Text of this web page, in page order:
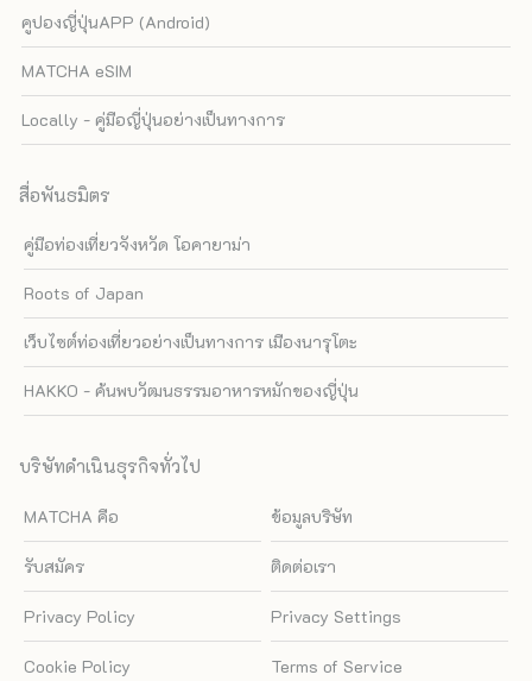
คูปองญี่ปุ่นAPP (Android)
MATCHA eSIM
Locally - คู่มือญี่ปุ่นอย่างเป็นทางการ
สื่อพันธมิตร
คู่มือท่องเที่ยวจังหวัด โอคายาม่า
Roots of Japan
เว็บไซต์ท่องเที่ยวอย่างเป็นทางการ เมืองนารุโตะ
HAKKO - ค้นพบวัฒนธรรมอาหารหมักของญี่ปุ่น
บริษัทดำเนินธุรกิจทั่วไป
MATCHA คือ ข้อมูลบริษัท
รับสมัคร ติดต่อเรา
Privacy Policy Privacy Settings
Cookie Policy Terms of Service